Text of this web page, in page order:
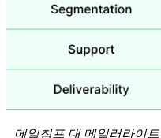
메일침프 대 메일러라이